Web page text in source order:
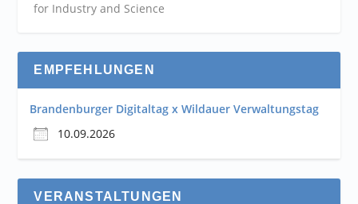
for Industry and Science
EMPFEHLUNGEN
Brandenburger Digitaltag x Wildauer Verwaltungstag
10.09.2026
VERANSTALTUNGEN